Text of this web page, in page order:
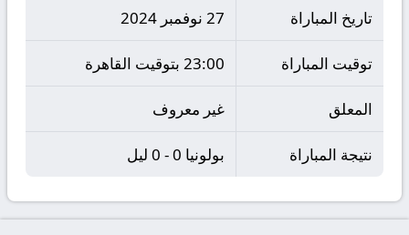
تاريخ المباراة 27 نوفمبر 2024
توقيت المباراة 23:00 بتوقيت القاهرة
المعلق غير معروف
نتيجة المباراة بولونيا 0 - 0 ليل